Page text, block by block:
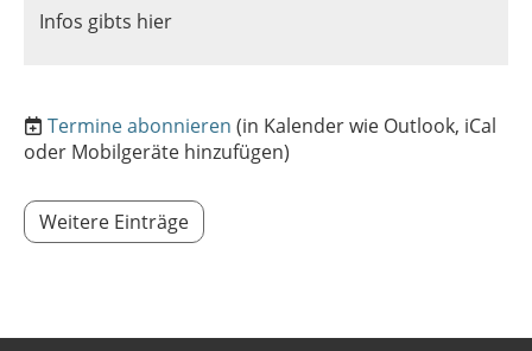
Infos gibts hier
Termine abonnieren (in Kalender wie Outlook, iCal
oder Mobilgeräte hinzufügen)
Weitere Einträge